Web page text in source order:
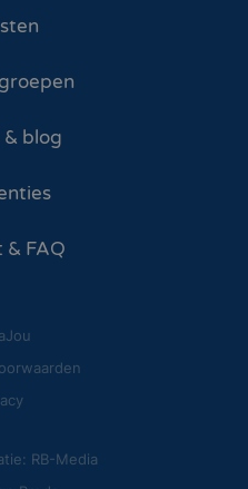
& blog
& FAQ
RB-Media